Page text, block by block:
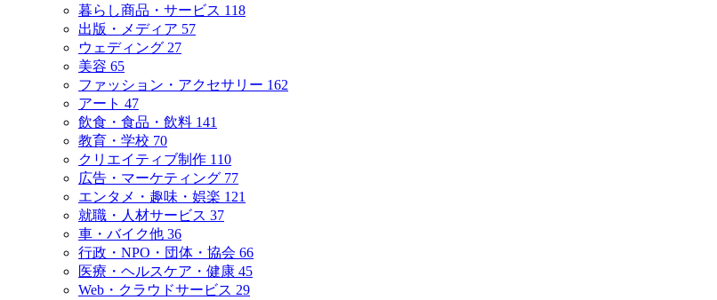
暮らし商品・サービス 118
出版・メディア 57
ウェディング 27
美容 65
ファッション・アクセサリー 162
アート 47
飲食・食品・飲料 141
教育・学校 70
クリエイティブ制作 110
広告・マーケティング 77
エンタメ・趣味・娯楽 121
就職・人材サービス 37
車・バイク他 36
行政・NPO・団体・協会 66
医療・ヘルスケア・健康 45
Web・クラウドサービス 29